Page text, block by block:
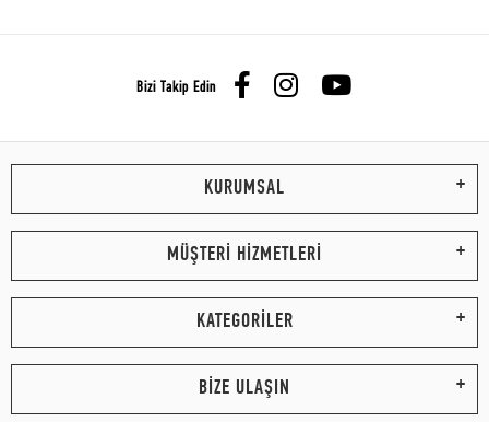
Bizi Takip Edin
KURUMSAL
MÜŞTERİ HİZMETLERİ
KATEGORİLER
BİZE ULAŞIN